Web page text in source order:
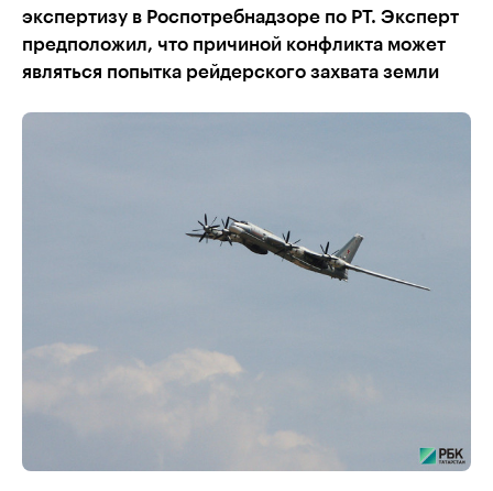
экспертизу в Роспотребнадзоре по РТ. Эксперт
предположил, что причиной конфликта может
являться попытка рейдерского захвата земли